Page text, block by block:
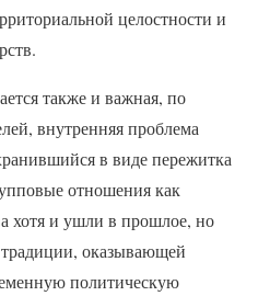
целостности и
также и важная, по
внутренняя проблема
в виде пережитка
отношения как
хотя и ушли в прошлое, но
оказывающей
политическую